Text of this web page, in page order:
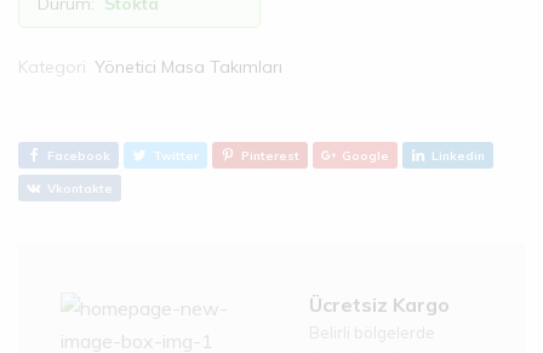
Kategori Yönetici Masa Takımları
Facebook Twitter Pinterest Google Linkedin
Vkontakte
Ücretsiz Kargo